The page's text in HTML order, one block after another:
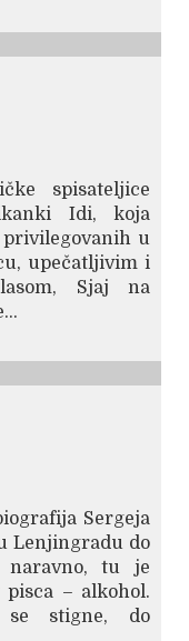
spisateljice
Idi, koja
privilegovanih u
upečatljivim i
Sjaj na
Sergeja
Lenjingradu do
naravno, tu je
– alkohol.
stigne, do